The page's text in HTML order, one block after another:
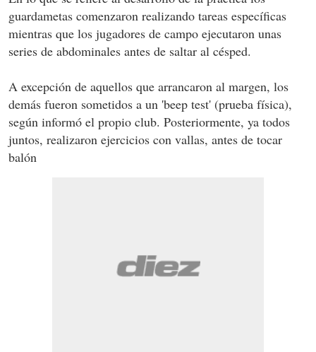
guardametas comenzaron realizando tareas específicas
mientras que los jugadores de campo ejecutaron unas
series de abdominales antes de saltar al césped.
A excepción de aquellos que arrancaron al margen, los
demás fueron sometidos a un 'beep test' (prueba física),
según informó el propio club. Posteriormente, ya todos
juntos, realizaron ejercicios con vallas, antes de tocar
balón